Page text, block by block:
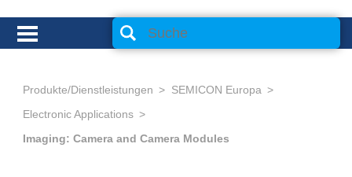
Produkte/Dienstleistungen
SEMICON Europa
Electronic Applications
Imaging: Camera and Camera Modules